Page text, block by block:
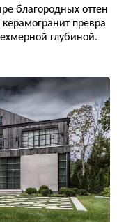
благородных оттен
превра
глубиной.